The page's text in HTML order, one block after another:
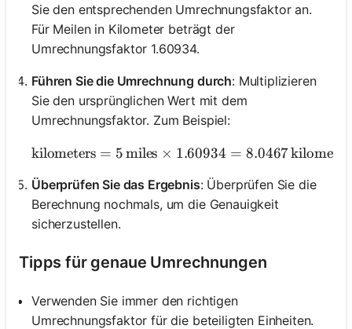
Sie den entsprechenden Umrechnungsfaktor an.
Für Meilen in Kilometer beträgt der
Umrechnungsfaktor 1.60934.
Führen Sie die Umrechnung durch: Multiplizieren
Sie den ursprünglichen Wert mit dem
Umrechnungsfaktor. Zum Beispiel:
\text{kilometers} = 5 \,
kilometers = 5miles × 1.60934 = 8.0467
Überprüfen Sie das Ergebnis: Überprüfen Sie die
Berechnung nochmals, um die Genauigkeit
sicherzustellen.
Tipps für genaue Umrechnungen
Verwenden Sie immer den richtigen
Umrechnungsfaktor für die beteiligten Einheiten.